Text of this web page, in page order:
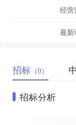
经营
最新
招标 （0）
招标分析